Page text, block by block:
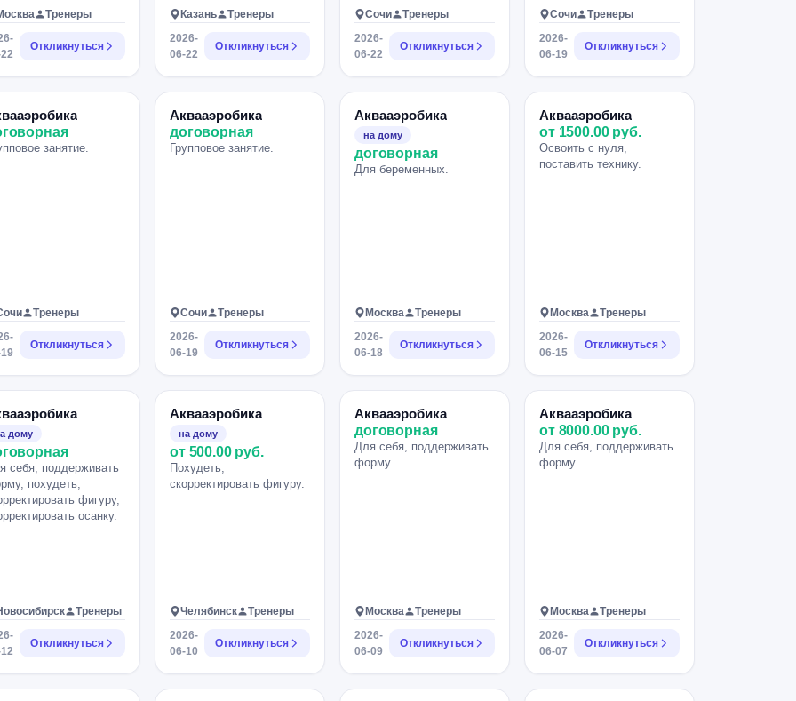
Тренеры
Откликнуться
Казань
Тренеры
2026-
06-22
Откликнуться
Сочи
Тренеры
2026-
06-22
Откликнуться
Сочи
Тренеры
2026-
06-19
Откликнуться
занятие.
Тренеры
Откликнуться
Аквааэробика
договорная
Групповое занятие.
Сочи
Тренеры
2026-
06-19
Откликнуться
Аквааэробика
на дому
договорная
Для беременных.
Москва
Тренеры
2026-
06-18
Откликнуться
Аквааэробика
от 1500.00 руб.
Освоить с нуля,
поставить технику.
Москва
Тренеры
2026-
06-15
Откликнуться
дому
себя, поддерживать
похудеть,
фигуру,
осанку.
Тренеры
Откликнуться
Аквааэробика
на дому
от 500.00 руб.
Похудеть,
скорректировать фигуру.
Челябинск
Тренеры
2026-
06-10
Откликнуться
Аквааэробика
договорная
Для себя, поддерживать
форму.
Москва
Тренеры
2026-
06-09
Откликнуться
Аквааэробика
от 8000.00 руб.
Для себя, поддерживать
форму.
Москва
Тренеры
2026-
06-07
Откликнуться